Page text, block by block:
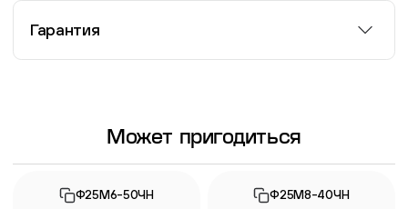
Гарантия
Информация о гарантии
Может пригодиться
Ф25М6-50ЧН Ф25М8-40ЧН